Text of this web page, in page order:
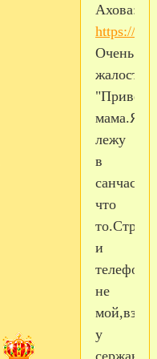
Ахова:
https://
Очень
"Привет
мама.Я
лежу
в
что
и
телефон
не
мой,взял
у